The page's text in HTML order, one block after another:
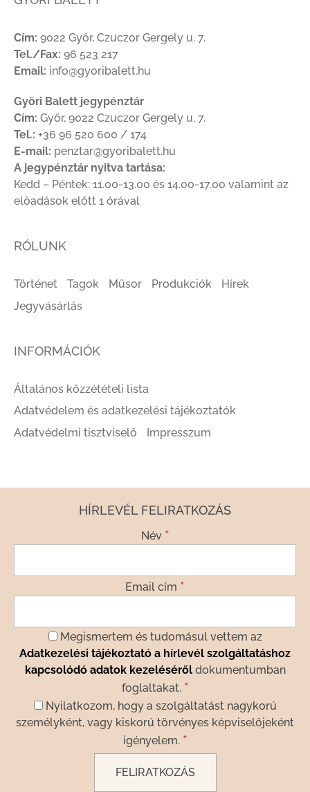
Cím: 9022 Győr, Czuczor Gergely u. 7.
Tel./Fax: 96 523 217
Email: info@gyoribalett.hu
Győri Balett jegypénztár
Cím: Győr, 9022 Czuczor Gergely u. 7.
Tel.: +36 96 520 600 / 174
E-mail: penztar@gyoribalett.hu
A jegypénztár nyitva tartása:
Kedd – Péntek: 11.00-13.00 és 14.00-17.00 valamint az
előadások előtt 1 órával
RÓLUNK
Történet Tagok Műsor Produkciók
Hírek
Jegyvásárlás
INFORMÁCIÓK
Általános közzétételi lista
Adatvédelem és adatkezelési tájékoztatók
Adatvédelmi tisztviselő
Impresszum
HÍRLEVÉL FELIRATKOZÁS
Név *
Email cím *
Megismertem és tudomásul vettem az
Adatkezelési tájékoztató a hírlevél szolgáltatáshoz
kapcsolódó adatok kezelésérőldokumentumban
foglaltakat. *
Nyilatkozom, hogy a szolgáltatást nagykorú
személyként, vagy kiskorú törvényes képviselőjeként
igényelem. *